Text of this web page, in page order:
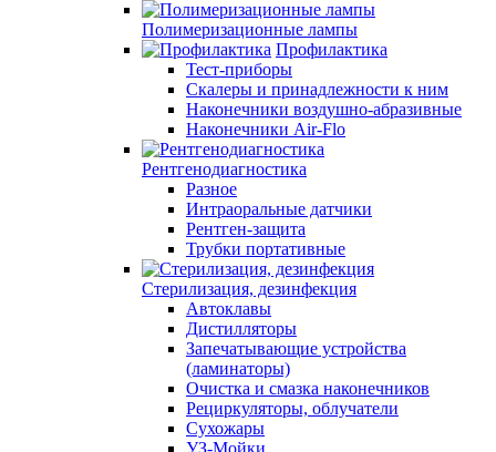
Полимеризационные лампы
Профилактика
Тест-приборы
Скалеры и принадлежности к ним
Наконечники воздушно-абразивные
Наконечники Air-Flo
Рентгенодиагностика
Разное
Интраоральные датчики
Рентген-защита
Трубки портативные
Стерилизация, дезинфекция
Автоклавы
Дистилляторы
Запечатывающие устройства
(ламинаторы)
Очистка и смазка наконечников
Рециркуляторы, облучатели
Сухожары
УЗ-Мойки